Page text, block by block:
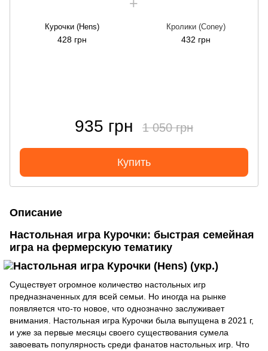
Курочки (Hens)
428 грн
Кролики (Coney)
432 грн
935 грн 1 050 грн
Купить
Описание
Настольная игра Курочки: быстрая семейная
игра на фермерскую тематику
Существует огромное количество настольных игр
предназначенных для всей семьи. Но иногда на рынке
появляется что-то новое, что однозначно заслуживает
внимания. Настольная игра Курочки была выпущена в 2021 г,
и уже за первые месяцы своего существования сумела
завоевать популярность среди фанатов настольных игр. Что